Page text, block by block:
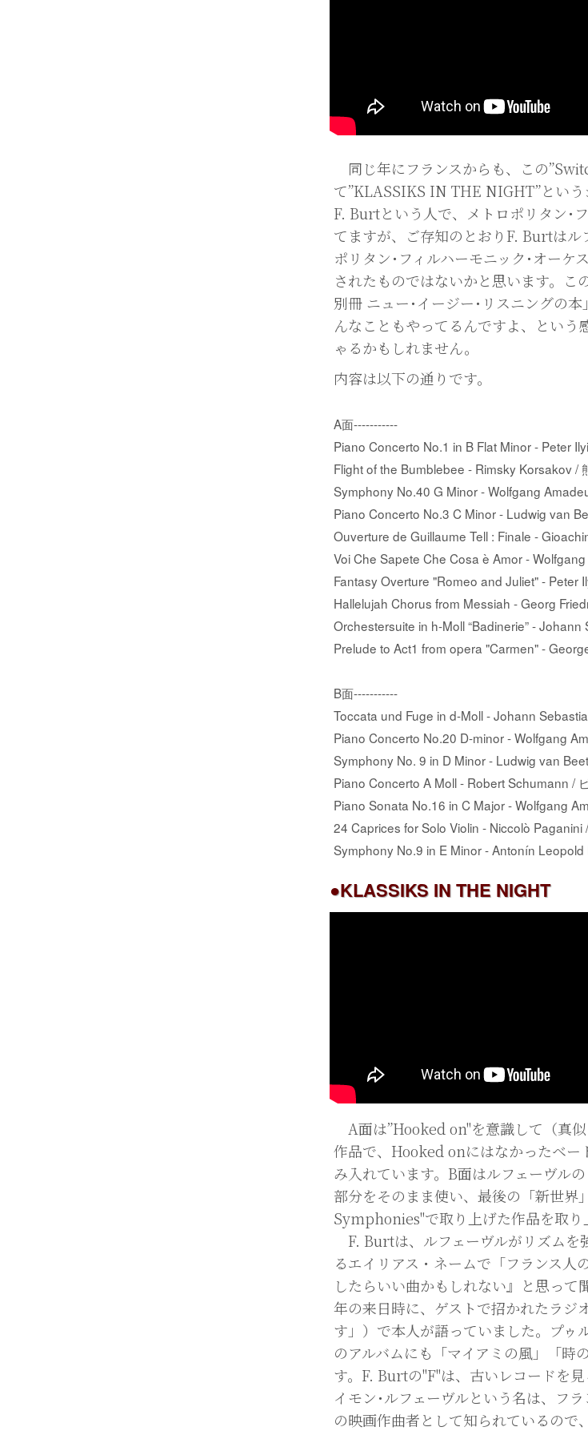
同じ年にフランスからも、この
て”KLASSIKS IN THE NIGHT”とい
F. Burtという人で、メトロポリタン･
てますが、ご存知のとおりF. Burtはル
ポリタン･フィルハーモニック･オー
されたものではないかと思います。
別冊 ニュー･イージー･リスニングの
んなこともやってるんですよ、とい
ゃるかもしれません。
内容は以下の通りです。
A面-----------
Piano Concerto No.1 in B Flat Minor - Peter
Flight of the Bumblebee - Rimsky Korsakov /
Symphony No.40 G Minor - Wolfgang
Piano Concerto No.3 C Minor - Ludwig van
Ouverture de Guillaume Tell : Finale -
Voi Che Sapete Che Cosa è Amor -
Fantasy Overture "Romeo and Juliet" - Peter
Hallelujah Chorus from Messiah - Georg
Orchestersuite in h-Moll “Badinerie” -
Prelude to Act1 from opera "Carmen" -
B面-----------
Toccata und Fuge in d-Moll - Johann
Piano Concerto No.20 D-minor - Wolfgang
Symphony No. 9 in D Minor - Ludwig van
Piano Concerto A Moll - Robert Schumann /
Piano Sonata No.16 in C Major - Wolfgang
24 Caprices for Solo Violin - Niccolò Paganini
Symphony No.9 in E Minor - Antonín Leopold
●KLASSIKS IN THE NIGHT
A面は”Hooked on"を意識して（真
作品で、Hooked onにはなかったベー
み入れています。B面はルフェーヴル
部分をそのまま使い、最後の「新世界
Symphonies"で取り上げた作品を取り
F. Burtは、ルフェーヴルがリズムを
るエイリアス・ネームで「フランス
したらいい曲かもしれない』と思っ
年の来日時に、ゲストで招かれたラジ
す」）で本人が語っていました。プゥ
のアルバムにも「マイアミの風」「時
す。F. Burtの"F"は、古いレコードを
イモン･ルフェーヴルという名は、フ
の映画作曲者として知られているので